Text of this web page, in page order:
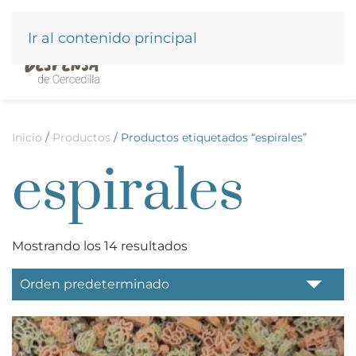
Ir al contenido principal
Inicio / Productos / Productos etiquetados “espirales”
espirales
Mostrando los 14 resultados